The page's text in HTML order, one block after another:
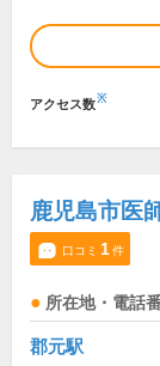
アクセス数※
鹿児島市医
口コミ 1件
所在地・電話
郡元駅